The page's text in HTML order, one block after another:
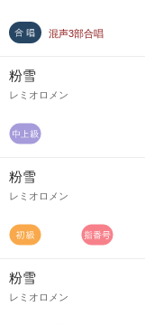
混声3部合唱
粉雪
レミオロメン
粉雪
レミオロメン
粉雪
レミオロメン